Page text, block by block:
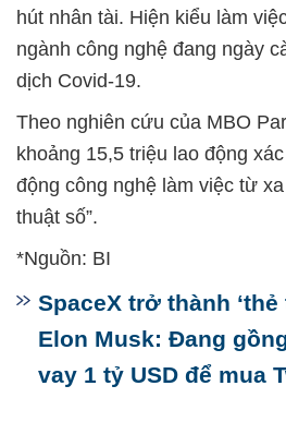
hút nhân tài. Hiện kiểu làm
ngành công nghệ đang ngày
dịch Covid-19.
Theo nghiên cứu của MBO
khoảng 15,5 triệu lao động
động công nghệ làm việc từ
thuật số”.
*Nguồn: BI
SpaceX trở thành ‘thẻ
Elon Musk: Đang
vay 1 tỷ USD để mua